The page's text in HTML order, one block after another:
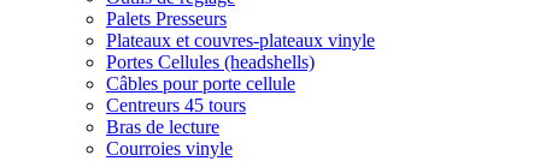
Palets Presseurs
Plateaux et couvres-plateaux vinyle
Portes Cellules (headshells)
Câbles pour porte cellule
Centreurs 45 tours
Bras de lecture
Courroies vinyle